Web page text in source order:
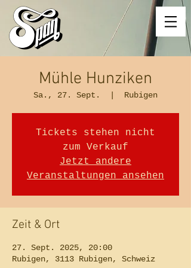
Mühle Hunziken
Sa., 27. Sept. Rubigen
Tickets stehen nicht
zum Verkauf
Jetzt andere
Veranstaltungen ansehen
Zeit & Ort
27. Sept. 2025, 20:00
Rubigen, 3113 Rubigen, Schweiz